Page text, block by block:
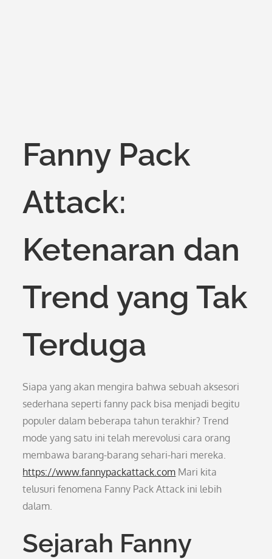
Fanny Pack
Attack:
Ketenaran dan
Trend yang Tak
Terduga
Siapa yang akan mengira bahwa sebuah aksesori
sederhana seperti fanny pack bisa menjadi begitu
populer dalam beberapa tahun terakhir? Trend
mode yang satu ini telah merevolusi cara orang
membawa barang-barang sehari-hari mereka.
https://www.fannypackattack.com Mari kita
telusuri fenomena Fanny Pack Attack ini lebih
dalam.
Sejarah Fanny